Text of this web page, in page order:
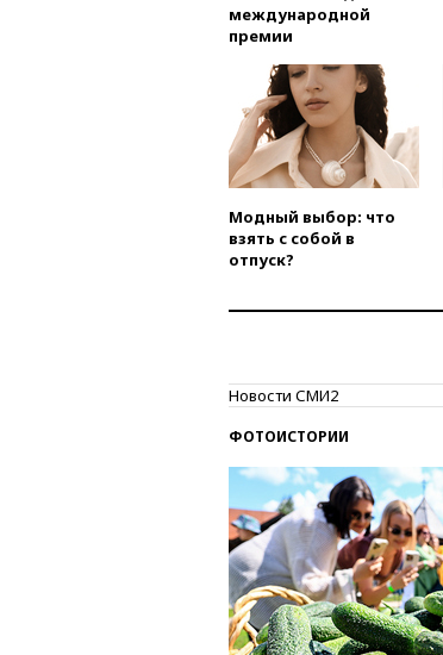
международной
премии
Модный выбор: что
взять с собой в
отпуск?
Новости СМИ2
ФОТОИСТОРИИ